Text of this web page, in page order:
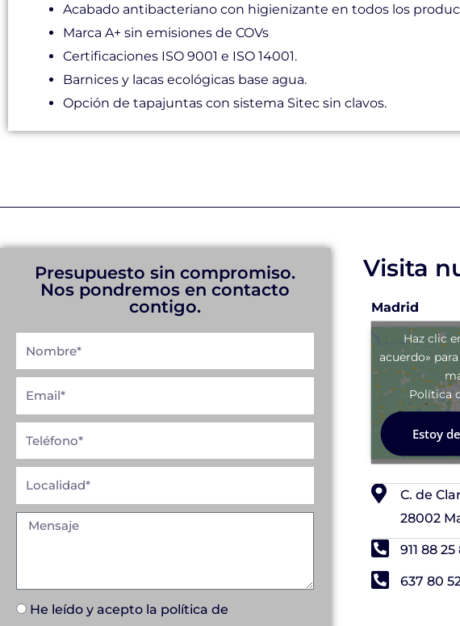
Acabado antibacteriano con higienizante en todos los
Marca A+ sin emisiones de COVs
Certificaciones ISO 9001 e ISO 14001.
Barnices y lacas ecológicas base agua.
Opción de tapajuntas con sistema Sitec sin clavos.
Presupuesto sin compromiso.
Nos pondremos en contacto
contigo.
He leído y acepto la política de
Visita
Madrid
Haz clic
acuerdo»
Política
Estoy
C. de
28002
911 88 25
637 80